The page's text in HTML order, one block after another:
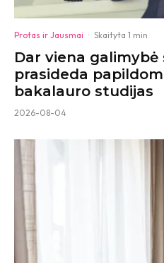
Protas ir Jausmai · Skaityta 1 min
Dar viena
prasideda
bakalauro studijas
2026-08-04